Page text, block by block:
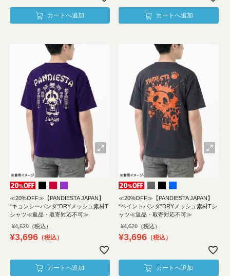
カートへ追加 カートへ追加
≪20%OFF≫【PANDIESTA JAPAN】
“キョンシーパンダ”DRYメッシュ素材T
シャツ≪返品・取寄対応不可≫
¥4,620
¥3,696 税込
カートへ追加
≪20%OFF≫【PANDIESTA JAPAN】
“ペイントパンダ”DRYメッシュ素材Tシ
ャツ≪返品・取寄対応不可≫
¥4,620
¥3,696 税込
カートへ追加